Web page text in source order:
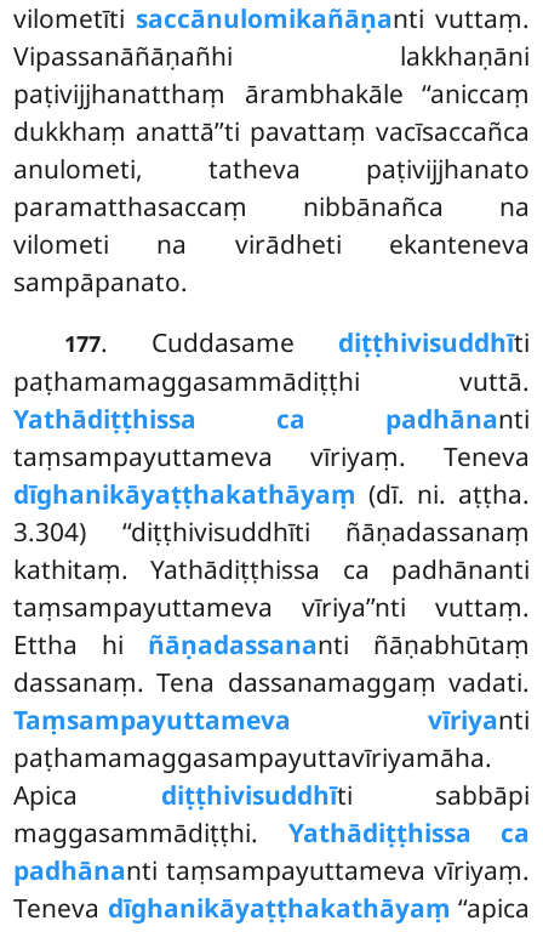
vilometīti saccānulomikañāṇanti vuttaṃ.
Vipassanāñāṇañhi lakkhaṇāni
paṭivijjhanatthaṃ ārambhakāle ‘‘aniccaṃ
dukkhaṃ anattā’’ti pavattaṃ vacīsaccañca
anulometi, tatheva paṭivijjhanato
paramatthasaccaṃ nibbānañca na
vilometi na virādheti ekanteneva
sampāpanato.
177. Cuddasame diṭṭhivisuddhīti
paṭhamamaggasammādiṭṭhi vuttā.
Yathādiṭṭhissa ca padhānanti
taṃsampayuttameva vīriyaṃ. Teneva
dīghanikāyaṭṭhakathāyaṃ (dī. ni. aṭṭha.
3.304) ‘‘diṭṭhivisuddhīti ñāṇadassanaṃ
kathitaṃ. Yathādiṭṭhissa ca padhānanti
taṃsampayuttameva vīriya’’nti vuttaṃ.
Ettha hi ñāṇadassananti ñāṇabhūtaṃ
dassanaṃ. Tena dassanamaggaṃ vadati.
Taṃsampayuttameva vīriyanti
paṭhamamaggasampayuttavīriyamāha.
Apica diṭṭhivisuddhīti sabbāpi
maggasammādiṭṭhi. Yathādiṭṭhissa ca
padhānanti taṃsampayuttameva vīriyaṃ.
Teneva dīghanikāyaṭṭhakathāyaṃ ‘‘apica